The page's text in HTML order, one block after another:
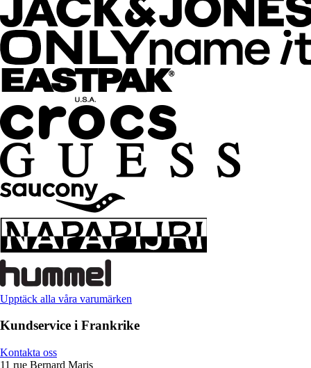
Upptäck alla våra varumärken
Kundservice i Frankrike
Kontakta oss
11 rue Bernard Maris